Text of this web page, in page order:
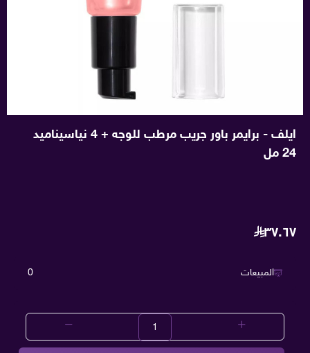
ايلف - برايمر باور جريب مرطب للوجه + 4 نياسيناميد
24 مل
٣٧.٦٧
المبيعات 0